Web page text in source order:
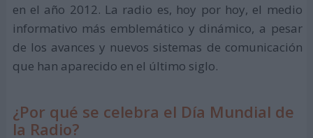
en el año 2012. La radio es, hoy por hoy, el medio
informativo más emblemático y dinámico, a pesar
de los avances y nuevos sistemas de comunicación
que han aparecido en el último siglo.
¿Por qué se celebra el Día Mundial de
la Radio?